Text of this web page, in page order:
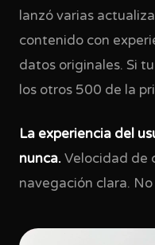
lanzó varias
contenido con
datos originales. Si
los otros 500 de la
La experiencia del
nunca. Velocidad de
navegación clara.